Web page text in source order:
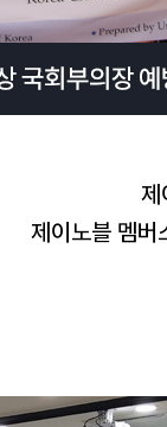
제
제이노블 멤버